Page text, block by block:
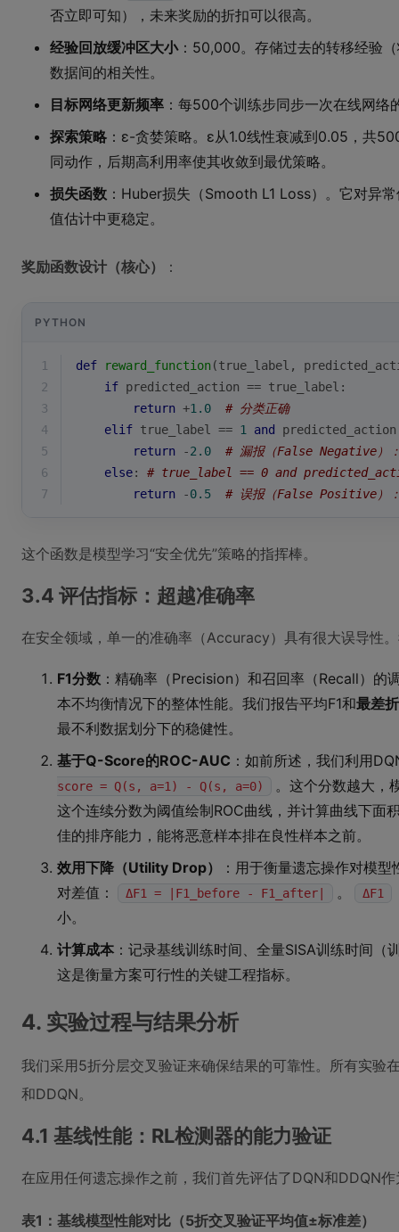
否立即可知），未来奖励的折扣可以很高。
经验回放缓冲区大小：50,000。存储过去的转移经验
数据间的相关性。
目标网络更新频率 ：每500个训练步同步一次在线网
探索策略 ：ε-贪婪策略。ε从1.0线性衰减到0.05，共
同动作，后期高利用率使其收敛到最优策略。
损失函数 ：Huber损失（Smooth L1 Loss）。它对异
值估计中更稳定。
奖励函数设计（核心） ：
PYTHON
1 def reward_function(true_label,
2
if predicted_action == true_label:
3
return +1.0
# 分类正确
4
elif true_label == 1 and
5
return -2.0
# 漏报（False Negative）
6
else: # true_label == 0 and
7
return -0.5 # 误报（False Positive）：
这个函数是模型学习“安全优先”策略的指挥棒。
3.4 评估指标：超越准确率
在安全领域，单一的准确率（Accuracy）具有很大误导性
F1分数 ：精确率（Precision）和召回率（Recall）的
本不均衡情况下的整体性能。我们报告平均F1和最差
最不利数据划分下的稳健性。
基于Q-Score的ROC-AUC ：如前所述，我们利用
score = Q(s, a=1) - Q(s, a=0)
。这个分数越大，
这个连续分数为阈值绘制ROC曲线，并计算曲线下面
佳的排序能力，能将恶意样本排在良性样本之前。
效用下降（Utility Drop）
：用于衡量遗忘操作对模
对差值：
ΔF1 = |F1_before - F1_after| 。 ΔF1
小。
计算成本 ：记录基线训练时间、全量SISA训练时间
这是衡量方案可行性的关键工程指标。
4. 实验过程与结果分析
我们采用5折分层交叉验证来确保结果的可靠性。所有实验
和DDQN。
4.1 基线性能：RL检测器的能力验证
在应用任何遗忘操作之前，我们首先评估了DQN和DDQN
表1：基线模型性能对比（5折交叉验证平均值±标准差）